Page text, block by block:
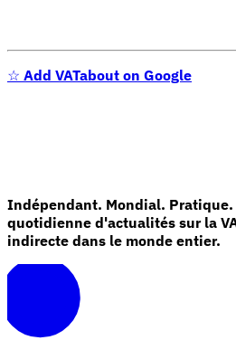
☆ Add VATabout on Google
Indépendant. Mondial. Pratique.
quotidienne d'actualités sur la
indirecte dans le monde entier.